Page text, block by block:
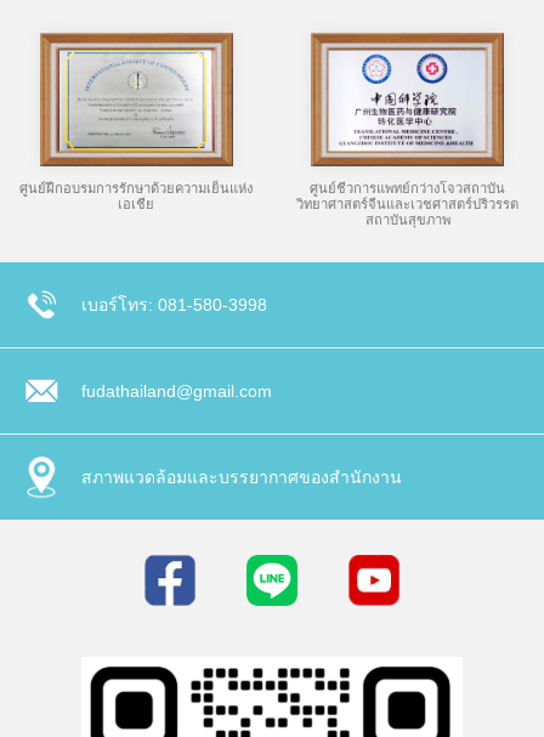
ศูนย์ฝึกอบรมการรักษาด้วยความเย็นแห่ง
เอเชีย
ศูนย์ชีวการแพทย์กว่างโจวสถาบัน
วิทยาศาสตร์จีนและเวชศาสตร์ปริวรรต
สถาบันสุขภาพ
เบอร์โทร: 081-580-3998
fudathailand@gmail.com
สภาพแวดล้อมและบรรยากาศของสำนักงาน